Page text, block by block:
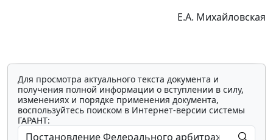
Е.А. Михайловская
Для просмотра актуального текста документа и
получения полной информации о вступлении в силу,
изменениях и порядке применения документа,
воспользуйтесь поиском в Интернет-версии системы
ГАРАНТ: